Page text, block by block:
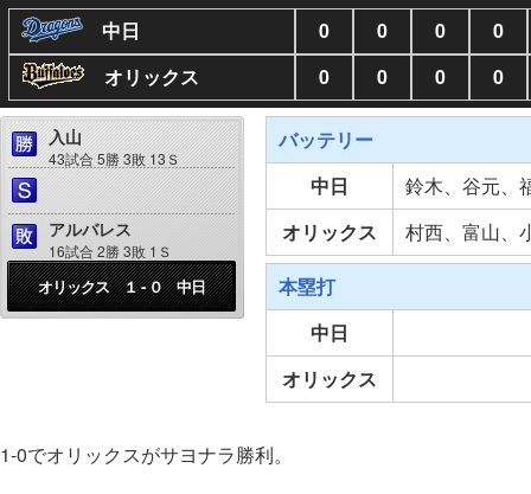
中日
0 0 0
0
オリックス
0 0 0 0
入山
43試合 5勝 3敗 13Ｓ
アルバレス
16試合 2勝 3敗 1Ｓ
オリックス １ - ０ 中日
バッテリー
中日
鈴木、谷元、
オリックス
村西、富山、
本塁打
中日
オリックス
1-0でオリックスがサヨナラ勝利。